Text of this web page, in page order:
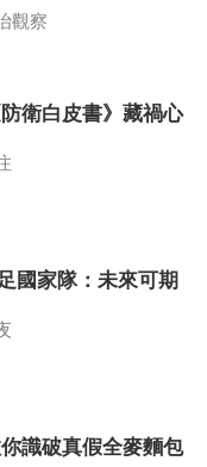
觀察
衛白皮書》藏禍心
國家隊：未來可期
識破真假全麥麵包